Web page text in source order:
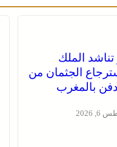
تناشد الملك
الجثمان من
بالمغرب
2026